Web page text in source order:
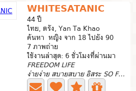
WHITESATANIC
44 ปี
ไทย, ตรัง, Yan Ta Khao
ค้นหา หญิง จาก 18 ไปยัง 90
7 ภาพถ่าย
ใช้งานล่าสุด: 6 ชั่วโมงที่ผ่านมา
FREEDOM LIFE
ง่ายง่าย สบายสบาย อิสระ SO FREEDOM